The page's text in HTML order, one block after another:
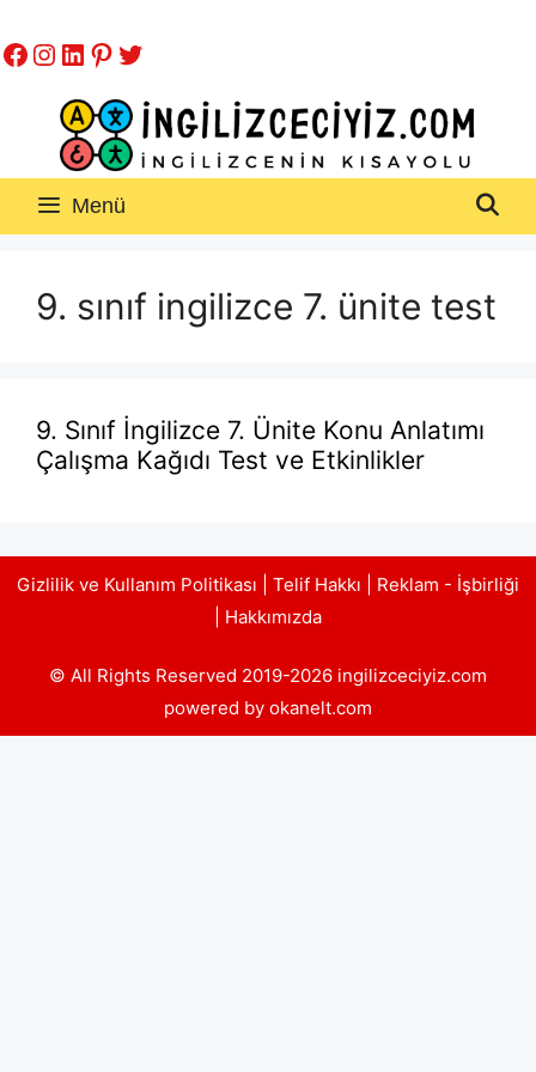
atla
Facebook
Instagram
LinkedIn
Pinterest
Twitter
Menü
9. sınıf ingilizce 7. ünite test
9. Sınıf İngilizce 7. Ünite Konu Anlatımı
Çalışma Kağıdı Test ve Etkinlikler
Gizlilik ve Kullanım Politikası Telif Hakkı
Reklam - İşbirliği
Hakkımızda
© All Rights Reserved 2019-2026 ingilizceciyiz.com
powered by okanelt.com